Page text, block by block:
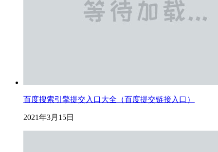
百度搜索引擎提交入口大全（百度提交链接入口）
2021年3月15日